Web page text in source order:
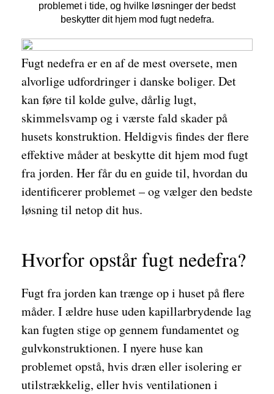
problemet i tide, og hvilke løsninger der bedst
beskytter dit hjem mod fugt nedefra.
Fugt nedefra er en af de mest oversete, men
alvorlige udfordringer i danske boliger. Det
kan føre til kolde gulve, dårlig lugt,
skimmelsvamp og i værste fald skader på
husets konstruktion. Heldigvis findes der flere
effektive måder at beskytte dit hjem mod fugt
fra jorden. Her får du en guide til, hvordan du
identificerer problemet – og vælger den bedste
løsning til netop dit hus.
Hvorfor opstår fugt nedefra?
Fugt fra jorden kan trænge op i huset på flere
måder. I ældre huse uden kapillarbrydende lag
kan fugten stige op gennem fundamentet og
gulvkonstruktionen. I nyere huse kan
problemet opstå, hvis dræn eller isolering er
utilstrækkelig, eller hvis ventilationen i